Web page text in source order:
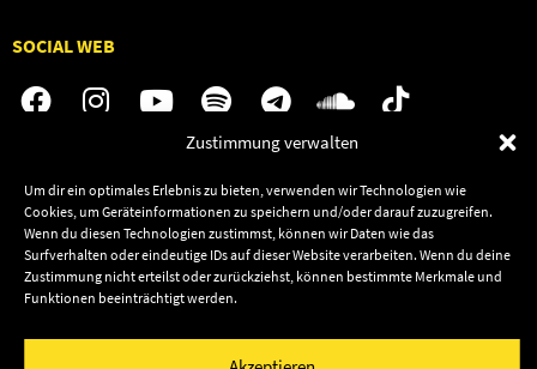
Zustimmung verwalten
Um dir ein optimales Erlebnis zu bieten, verwenden wir Technologien wie
Cookies, um Geräteinformationen zu speichern und/oder darauf zuzugreifen.
Wenn du diesen Technologien zustimmst, können wir Daten wie das
Surfverhalten oder eindeutige IDs auf dieser Website verarbeiten. Wenn du deine
Zustimmung nicht erteilst oder zurückziehst, können bestimmte Merkmale und
Funktionen beeinträchtigt werden.
SOCIAL WEB
Audiolith
News
Artists
Releases
Kontakt
Termine
Shop